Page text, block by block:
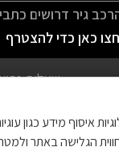
גיר דרושים
כאן כדי להצטרף
שאלות
צור קשר
איסוף מידע כגון
הגלישה באתר